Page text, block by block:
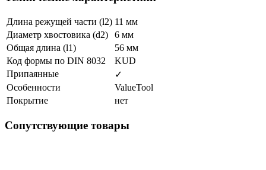
Длина режущей части (l2) 11 мм
Диаметр хвостовика (d2)
6 мм
Общая длина (l1)
56 мм
Код формы по DIN 8032
KUD
Припаянные
✓
Особенности
ValueTool
Покрытие
нет
Сопутствующие товары